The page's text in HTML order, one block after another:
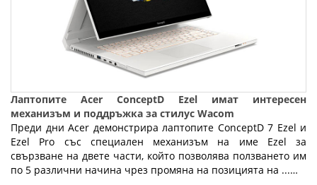
Лаптопите Acer ConceptD Ezel имат интересен
механизъм и поддръжка за стилус Wacom
Преди дни Acer демонстрира лаптопите ConceptD 7 Ezel и
Ezel Pro със специален механизъм на име Ezel за
свързване на двете части, който позволява ползването им
по 5 различни начина чрез промяна на позицията на ...…